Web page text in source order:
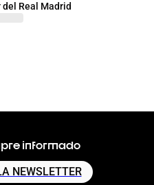
Real Madrid
informado
NEWSLETTER